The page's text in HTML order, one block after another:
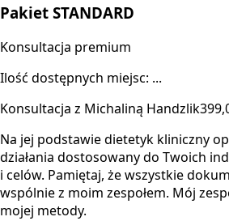
Pakiet STANDARD
Konsultacja premium
Ilość dostępnych miejsc: ...
Konsultacja z Michaliną Handzlik
Na jej podstawie dietetyk kliniczny
działania dostosowany do Twoich
i celów. Pamiętaj, że wszystkie
wspólnie z moim zespołem. Mój
mojej metody.